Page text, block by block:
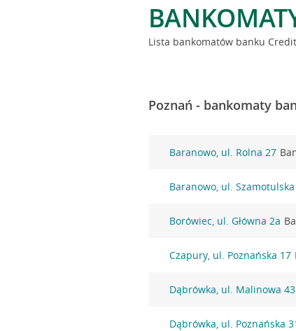
Lista bankomatów banku
Poznań - bankomaty
Baranowo, ul. Rolna 27
Baranowo, ul.
Borówiec, ul. Główna 2a
Czapury, ul. Poznańska 17
Dąbrówka, ul. Malinowa 43
Dąbrówka, ul. Poznańska